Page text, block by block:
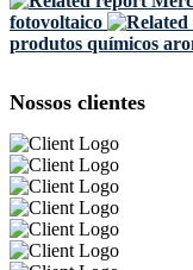
fotovoltaico
produtos químicos
Nossos clientes